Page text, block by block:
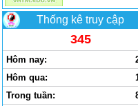
Thống kê truy cập
345
Hôm nay:
Hôm qua:
Trong tuần: